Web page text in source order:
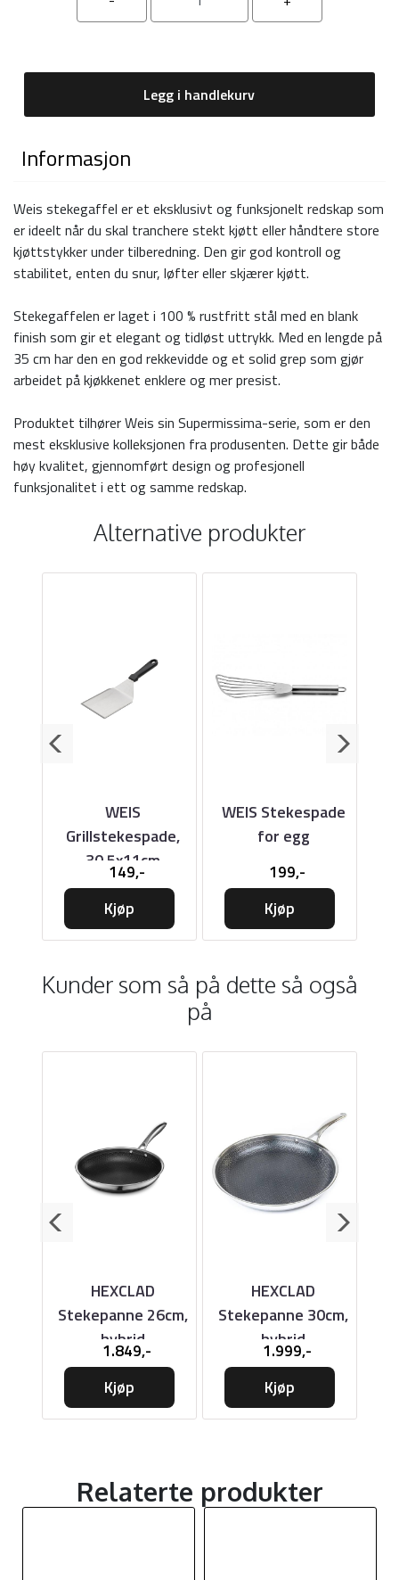
Legg i handlekurv
Informasjon
Weis stekegaffel er et eksklusivt og funksjonelt redskap som
er ideelt når du skal tranchere stekt kjøtt eller håndtere store
kjøttstykker under tilberedning. Den gir god kontroll og
stabilitet, enten du snur, løfter eller skjærer kjøtt.
Stekegaffelen er laget i 100 % rustfritt stål med en blank
finish som gir et elegant og tidløst uttrykk. Med en lengde på
35 cm har den en god rekkevidde og et solid grep som gjør
arbeidet på kjøkkenet enklere og mer presist.
Produktet tilhører Weis sin Supermissima-serie, som er den
mest eksklusive kolleksjonen fra produsenten. Dette gir både
høy kvalitet, gjennomført design og profesjonell
funksjonalitet i ett og samme redskap.
Alternative produkter
WEIS
Grillstekespade,
30,5x11cm
149,-
Kjøp
WEIS Stekespade
for egg
199,-
Kjøp
Kunder som så på dette så også
på
HEXCLAD
Stekepanne 26cm,
hybrid
1.849,-
Kjøp
HEXCLAD
Stekepanne 30cm,
hybrid
1.999,-
Kjøp
Relaterte produkter